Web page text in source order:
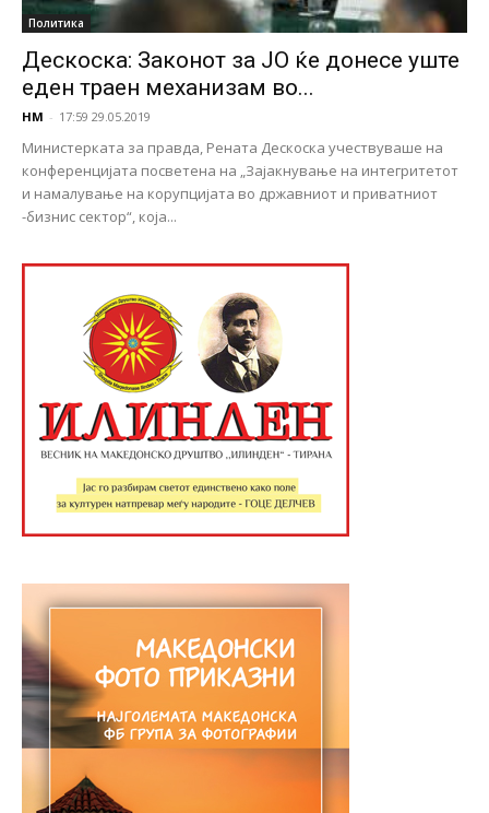
Политика
Дескоска: Законот за ЈО ќе донесе уште
еден траен механизам во...
НМ - 17:59 29.05.2019
Министерката за правда, Рената Дескоска учествуваше на
конференцијата посветена на „Зајакнување на интегритетот
и намалување на корупцијата во државниот и приватниот
-бизнис сектор“, која...